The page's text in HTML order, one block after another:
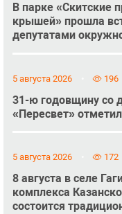
В парке «Скитские
крышей» прошла
депутатами
5 августа 2026 196
31-ю годовщину со
«Пересвет»
5 августа 2026 172
8 августа в селе
комплекса
состоится